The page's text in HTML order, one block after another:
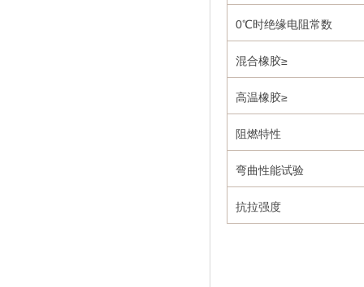
0℃时绝缘电阻常数
混合橡胶≥
高温橡胶≥
阻燃特性
弯曲性能试验
抗拉强度